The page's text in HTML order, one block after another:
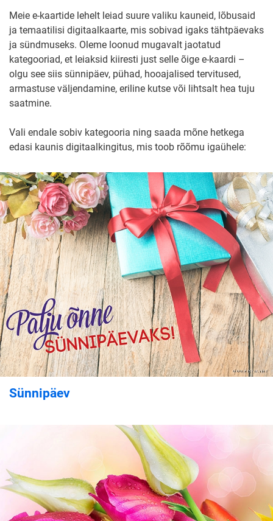
Meie e-kaartide lehelt leiad suure valiku kauneid, lõbusaid
ja temaatilisi digitaalkaarte, mis sobivad igaks tähtpäevaks
ja sündmuseks. Oleme loonud mugavalt jaotatud
kategooriad, et leiaksid kiiresti just selle õige e-kaardi –
olgu see siis sünnipäev, pühad, hooajalised tervitused,
armastuse väljendamine, eriline kutse või lihtsalt hea tuju
saatmine.
Vali endale sobiv kategooria ning saada mõne hetkega
edasi kaunis digitaalkingitus, mis toob rõõmu igaühele:
Sünnipäev